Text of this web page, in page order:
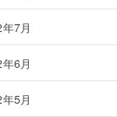
7月
6月
5月